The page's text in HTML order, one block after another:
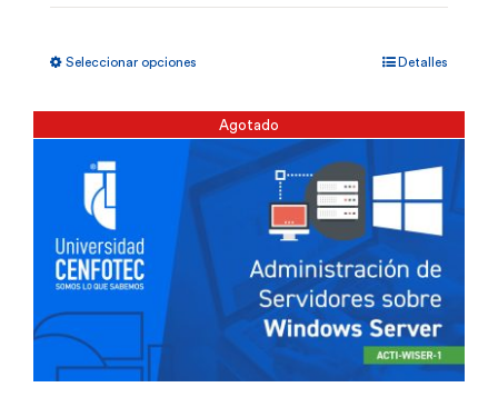
Seleccionar opciones
tiene
variantes.
pueden
Detalles
Agotado